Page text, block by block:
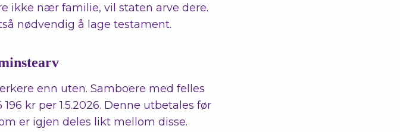
ikke nær familie, vil staten arve dere.
nødvendig å lage testament.
enn uten. Samboere med felles
kr per 1.5.2026. Denne utbetales før
er igjen deles likt mellom disse.